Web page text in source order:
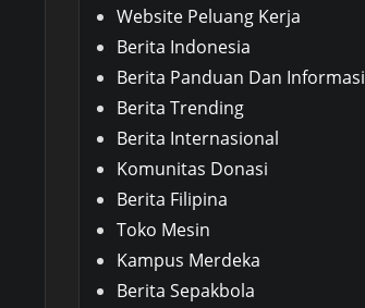
Website Peluang Kerja
Berita Indonesia
Berita Panduan Dan Informasi
Berita Trending
Berita Internasional
Komunitas Donasi
Berita Filipina
Toko Mesin
Kampus Merdeka
Berita Sepakbola